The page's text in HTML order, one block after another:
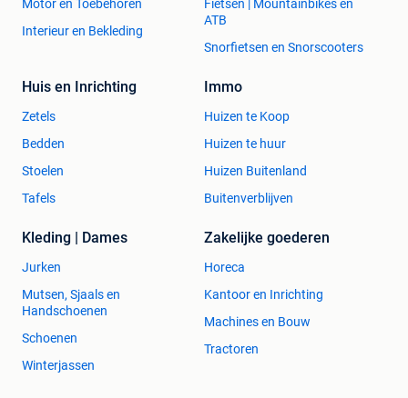
Motor en Toebehoren
Interieur en Bekleding
Fietsen | Mountainbikes en
ATB
Snorfietsen en Snorscooters
Huis en Inrichting
Zetels
Bedden
Stoelen
Tafels
Immo
Huizen te Koop
Huizen te huur
Huizen Buitenland
Buitenverblijven
Kleding | Dames
Jurken
Mutsen, Sjaals en
Handschoenen
Schoenen
Winterjassen
Zakelijke goederen
Horeca
Kantoor en Inrichting
Machines en Bouw
Tractoren